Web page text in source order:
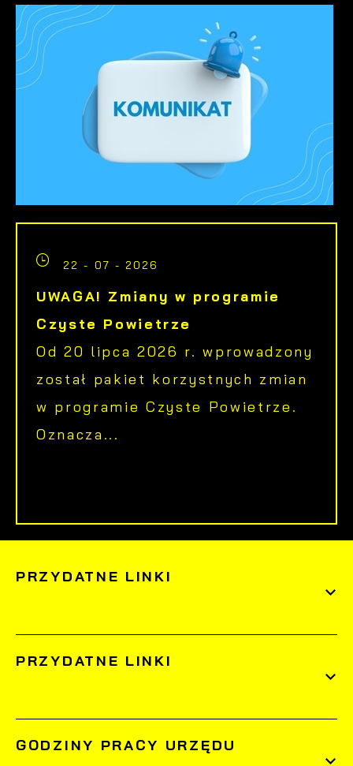
22 - 07 - 2026
UWAGA! Zmiany w programie
Czyste Powietrze
Od 20 lipca 2026 r. wprowadzony
został pakiet korzystnych zmian
w programie Czyste Powietrze.
Oznacza...
PRZYDATNE LINKI
PRZYDATNE LINKI
GODZINY PRACY URZĘDU